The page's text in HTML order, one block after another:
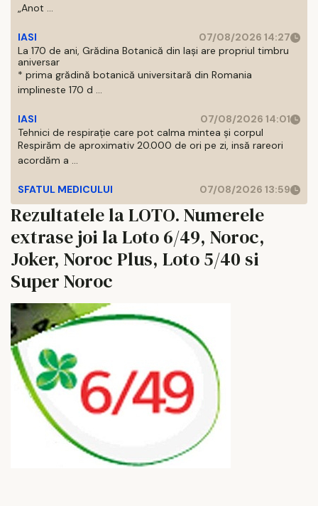
„Anot ...
IASI
07/08/2026 14:27
La 170 de ani, Grădina Botanică din Iași are propriul timbru
aniversar
* prima grădină botanică universitară din Romania
implineste 170 d ...
IASI
07/08/2026 14:01
Tehnici de respirație care pot calma mintea și corpul
Respirăm de aproximativ 20.000 de ori pe zi, insă rareori
acordăm a ...
SFATUL MEDICULUI 07/08/2026 13:59
Rezultatele la LOTO. Numerele
extrase joi la Loto 6/49, Noroc,
Joker, Noroc Plus, Loto 5/40 si
Super Noroc